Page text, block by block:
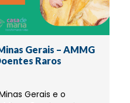
Gerais – AMMG
Raros
Gerais e o